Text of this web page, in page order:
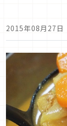
2015年08月27日